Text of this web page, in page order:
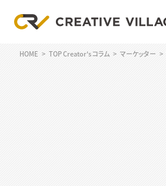
HOME TOP Creator's コラム マーケッター